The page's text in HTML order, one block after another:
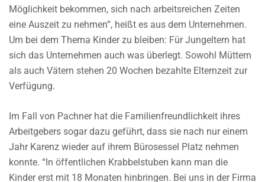
Möglichkeit bekommen, sich nach arbeitsreichen Zeiten
eine Auszeit zu nehmen”, heißt es aus dem Unternehmen.
Um bei dem Thema Kinder zu bleiben: Für Jungeltern hat
sich das Unternehmen auch was überlegt. Sowohl Müttern
als auch Vätern stehen 20 Wochen bezahlte Elternzeit zur
Verfügung.
Im Fall von Pachner hat die Familienfreundlichkeit ihres
Arbeitgebers sogar dazu geführt, dass sie nach nur einem
Jahr Karenz wieder auf ihrem Bürosessel Platz nehmen
konnte. “In öffentlichen Krabbelstuben kann man die
Kinder erst mit 18 Monaten hinbringen. Bei uns in der Firma